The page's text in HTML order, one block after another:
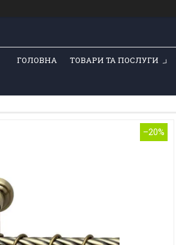
ГОЛОВНА ТОВАРИ ТА ПОСЛУГИ
–20%